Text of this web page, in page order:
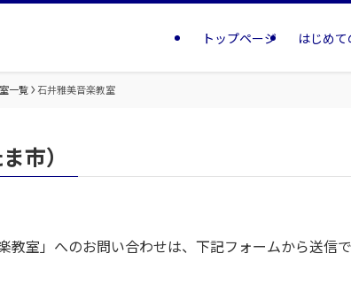
トップページ はじめ
一覧 石井雅美音楽教室
市）
室」へのお問い合わせは、下記フォームから送信で